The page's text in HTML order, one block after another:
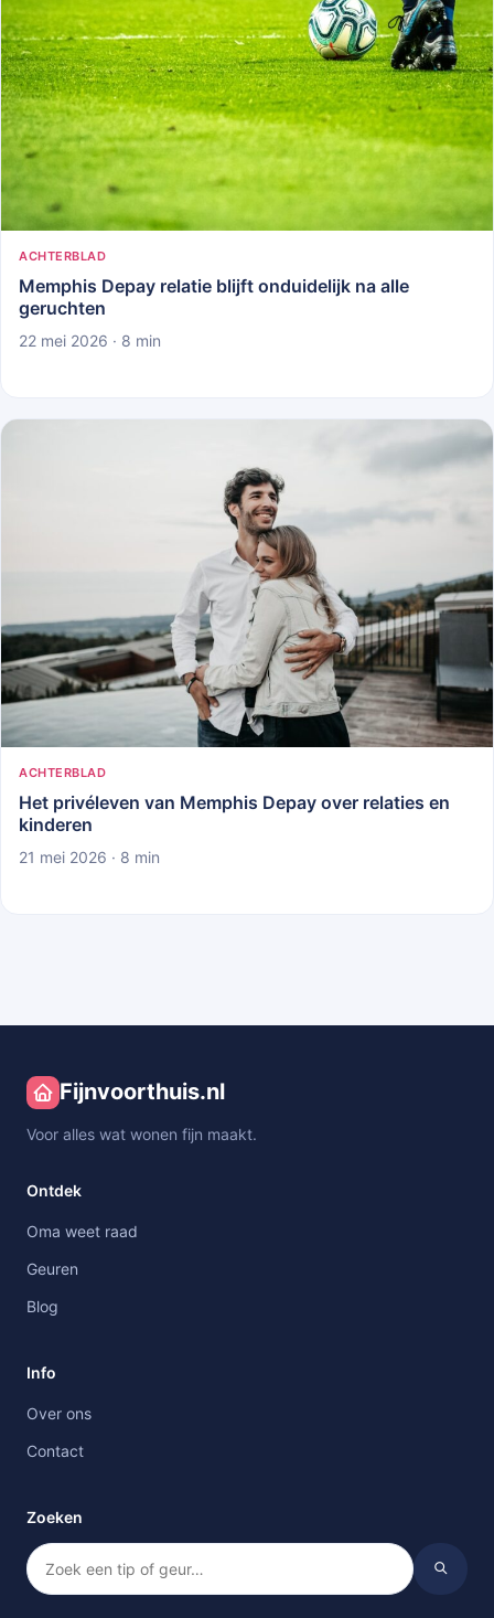
ACHTERBLAD
Memphis Depay relatie blijft onduidelijk na alle
geruchten
22 mei 2026 · 8 min
ACHTERBLAD
Het privéleven van Memphis Depay over relaties en
kinderen
21 mei 2026 · 8 min
Fijnvoorthuis.nl
Voor alles wat wonen fijn maakt.
Ontdek
Oma weet raad
Geuren
Blog
Info
Over ons
Contact
Zoeken